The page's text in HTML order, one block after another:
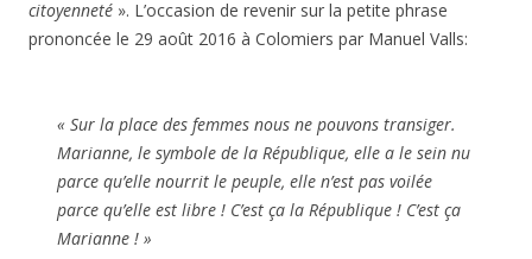
citoyenneté ». L’occasion de revenir sur la petite phrase
prononcée le 29 août 2016 à Colomiers par Manuel Valls:
« Sur la place des femmes nous ne pouvons transiger.
Marianne, le symbole de la République, elle a le sein nu
parce qu’elle nourrit le peuple, elle n’est pas voilée
parce qu’elle est libre ! C’est ça la République ! C’est ça
Marianne ! »